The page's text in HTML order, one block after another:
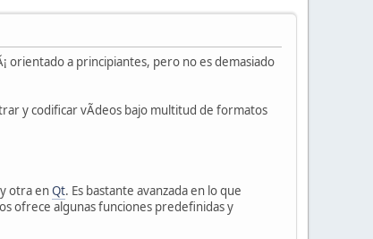
orientado a principiantes, pero no es demasiado
y codificar vÃ­deos bajo multitud de formatos
y otra enQt. Es bastante avanzada en lo que
ofrece algunas funciones predefinidas y